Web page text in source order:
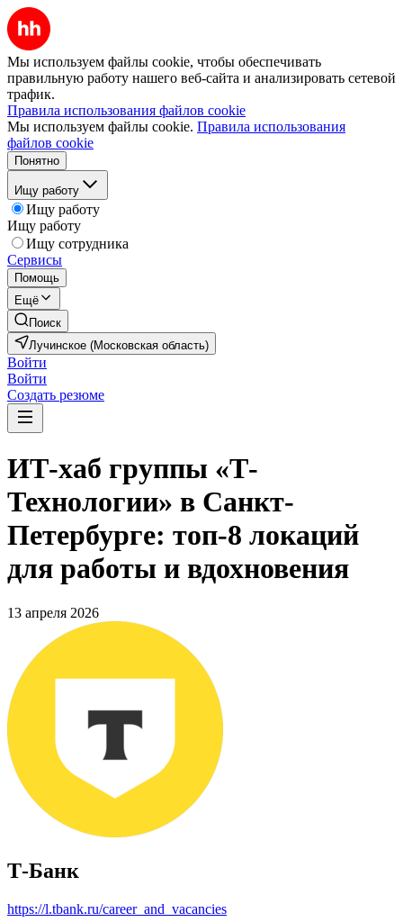
Мы используем файлы cookie, чтобы обеспечивать
правильную работу нашего веб-сайта и анализировать сетевой
трафик.
Правила использования файлов cookie
Мы используем файлы cookie. Правила использования
файлов cookie
Понятно
Ищу работу
Ищу работу
Ищу работу
Ищу сотрудника
Сервисы
Помощь
Ещё
Поиск
Лучинское (Московская область)
Войти
Войти
Создать резюме
ИТ-хаб группы «Т-
Технологии» в Санкт-
Петербурге: топ-8 локаций
для работы и вдохновения
13 апреля 2026
Т-Банк
https://l.tbank.ru/career_and_vacancies